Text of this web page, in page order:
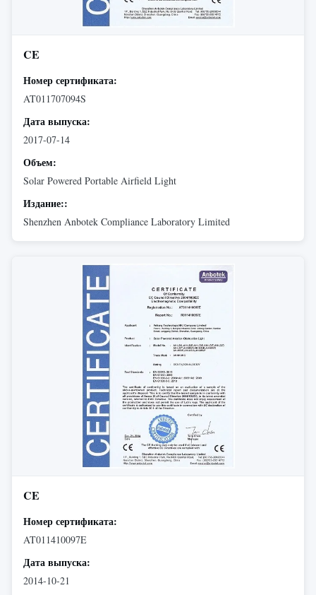
CE
Номер сертификата:
AT011707094S
Дата выпуска:
2017-07-14
Объем:
Solar Powered Portable Airfield Light
Издание::
Shenzhen Anbotek Compliance Laboratory Limited
CE
Номер сертификата:
AT011410097E
Дата выпуска:
2014-10-21